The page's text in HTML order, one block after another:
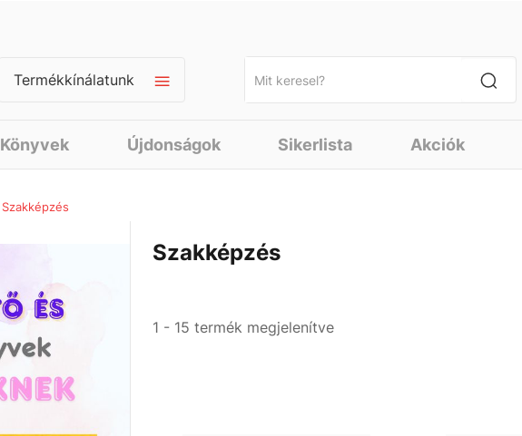
Termékkínálatunk
Könyvek Újdonságok Sikerlista Akciók
Szakképzés
Szakképzés
1 - 15 termék megjelenítve